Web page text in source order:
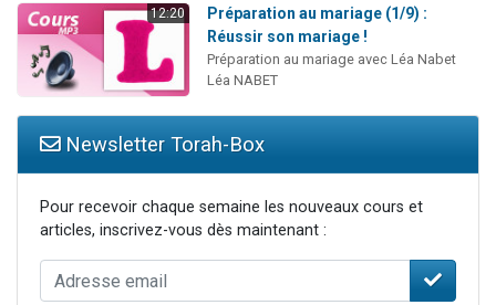
12:20
Préparation au mariage (1/9) :
Réussir son mariage !
Préparation au mariage avec Léa Nabet
Léa NABET
Newsletter Torah-Box
Pour recevoir chaque semaine les nouveaux cours et
articles, inscrivez-vous dès maintenant :